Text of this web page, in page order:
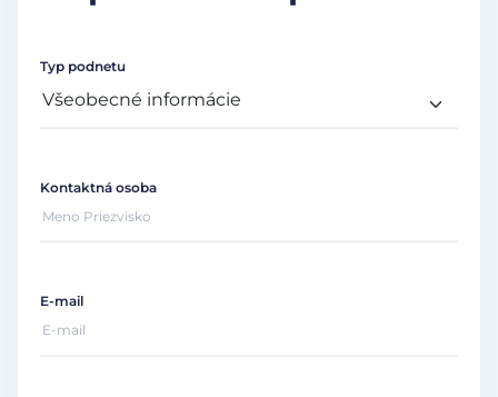
Typ podnetu
Kontaktná osoba
E-mail